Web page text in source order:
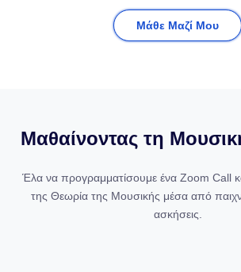
Μάθε Μαζί Μου
Μαθαίνοντας τη
Έλα να προγραμματίσουμε ένα Zoom Call
της Θεωρία της Μουσικής μέσα από
ασκήσεις.